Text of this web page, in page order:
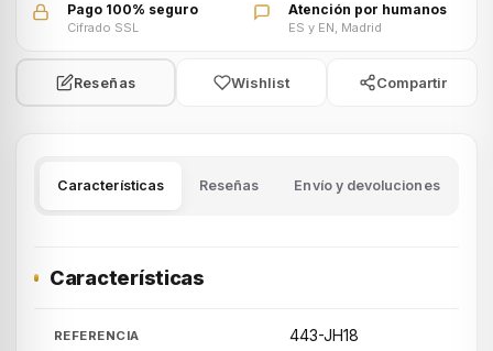
Pago 100% seguro
Cifrado SSL
Atención por humanos
ES y EN, Madrid
Reseñas Wishlist Compartir
Características Reseñas Envío y devoluciones
Características
REFERENCIA 443-JH18